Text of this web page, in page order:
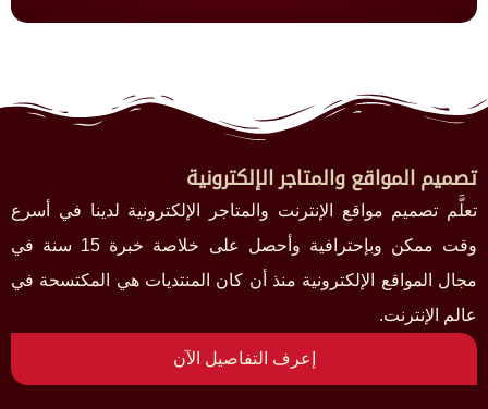
تصميم المواقع والمتاجر الإلكترونية
تعلَّم تصميم مواقع الإنترنت والمتاجر الإلكترونية لدينا في أسرع
وقت ممكن وبإحترافية وأحصل على خلاصة خبرة 15 سنة في
مجال المواقع الإلكترونية منذ أن كان المنتديات هي المكتسحة في
عالم الإنترنت.
إعرف التفاصيل الآن